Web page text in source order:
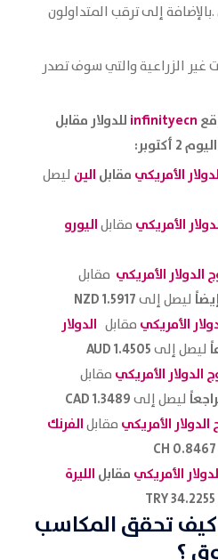
إلى ترقب المتداولون
غير الزراعية والتي سوف تصدر
infinityecn للدولار مقابل
الأمريكي مقابل الين ليصل
الأمريكي مقابلاليورو
الدولار الأمريكي مقابل
ليصل إلى1.5917 NZD
الأمريكي مقابل الدولار
ليصل إلى1.4505 AUD
الدولار الأمريك مقابل
ليصل إلى1.3489 CAD
الدولار الأمريكي مقابلالفرنك
0.8467 CH
الأمريكي مقابل الليرة
34.2255 TRY
تحقق المكاسب